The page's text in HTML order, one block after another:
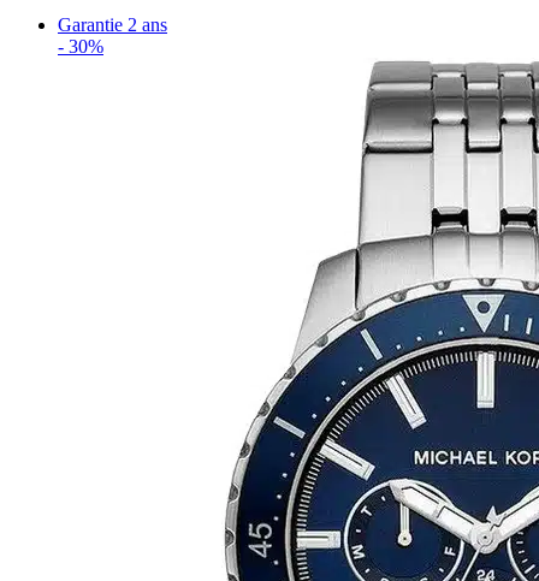
Garantie 2 ans
- 30%